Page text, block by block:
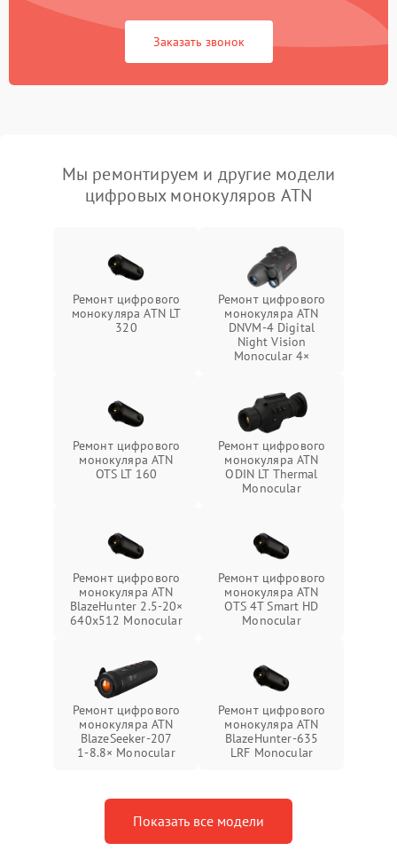
Заказать звонок
Мы ремонтируем и другие модели
цифровых монокуляров ATN
Ремонт цифрового
монокуляра ATN LT
320
Ремонт цифрового
монокуляра ATN
DNVM-4 Digital
Night Vision
Monocular 4×
Ремонт цифрового
монокуляра ATN
OTS LT 160
Ремонт цифрового
монокуляра ATN
ODIN LT Thermal
Monocular
Ремонт цифрового
монокуляра ATN
BlazeHunter 2.5‑20×
640x512 Monocular
Ремонт цифрового
монокуляра ATN
OTS 4T Smart HD
Monocular
Ремонт цифрового
монокуляра ATN
BlazeSeeker‑207
1‑8.8× Monocular
Ремонт цифрового
монокуляра ATN
BlazeHunter‑635
LRF Monocular
Показать все модели